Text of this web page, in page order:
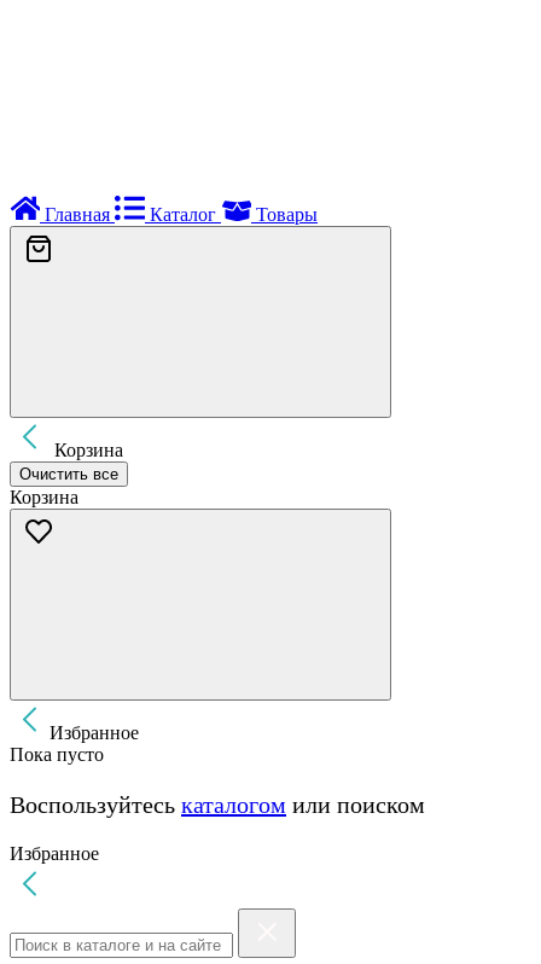
Главная Каталог Товары
Корзина
Очистить все
Корзина
Избранное
Пока пусто
Воспользуйтесь каталогом или поиском
Избранное